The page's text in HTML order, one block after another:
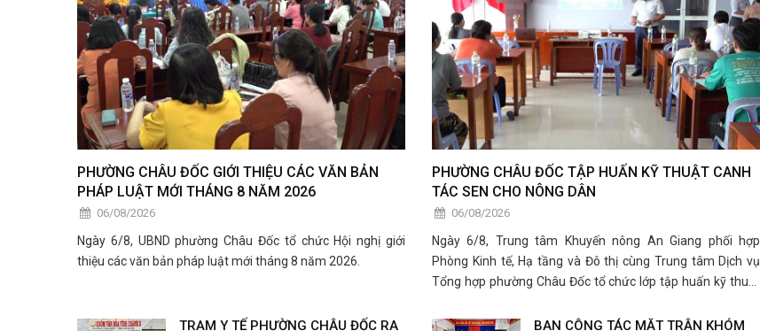
PHƯỜNG CHÂU ĐỐC GIỚI THIỆU CÁC VĂN BẢN
PHÁP LUẬT MỚI THÁNG 8 NĂM 2026
06/08/2026
Ngày 6/8, UBND phường Châu Đốc tổ chức Hội nghị giới
thiệu các văn bản pháp luật mới tháng 8 năm 2026.
PHƯỜNG CHÂU ĐỐC TẬP HUẤN KỸ THUẬT CANH
TÁC SEN CHO NÔNG DÂN
06/08/2026
Ngày 6/8, Trung tâm Khuyến nông An Giang phối hợp
Phòng Kinh tế, Hạ tầng và Đô thị cùng Trung tâm Dịch vụ
Tổng hợp phường Châu Đốc tổ chức lớp tập huấn kỹ thuật
các sản phẩm từ tơ sen tại Việt Nam” cho các hộ dân trồng
TRẠM Y TẾ PHƯỜNG CHÂU ĐỐC RA
BAN CÔNG TÁC MẶT TRẬN KHÓM